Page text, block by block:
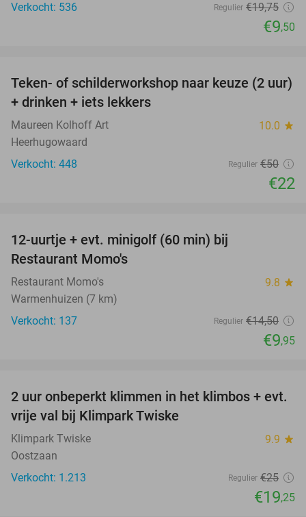
Verkocht: 536
Regulier €19,75
€9,50
56%
Teken- of schilderworkshop naar keuze (2 uur)
+ drinken + iets lekkers
Maureen Kolhoff Art 10.0 star
Heerhugowaard
Verkocht: 448
Regulier €50
€22
12-uurtje + evt. minigolf (60 min) bij
Restaurant Momo's
Restaurant Momo's 9.8 star
Warmenhuizen (7 km)
Verkocht: 137
Regulier €14,50
€9,95
23%
2 uur onbeperkt klimmen in het klimbos + evt.
vrije val bij Klimpark Twiske
Klimpark Twiske 9.9 star
Oostzaan
Verkocht: 1.213
Regulier €25
€19,25